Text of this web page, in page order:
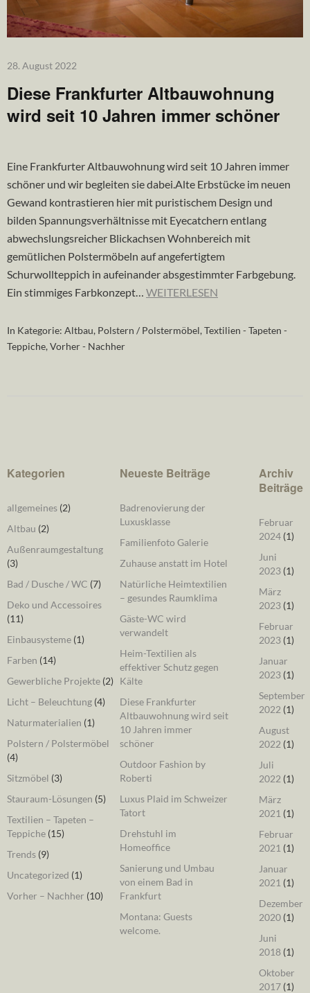
28. August 2022
Diese Frankfurter Altbauwohnung
wird seit 10 Jahren immer schöner
Eine Frankfurter Altbauwohnung wird seit 10 Jahren immer
schöner und wir begleiten sie dabei.Alte Erbstücke im neuen
Gewand kontrastieren hier mit puristischem Design und
bilden Spannungsverhältnisse mit Eyecatchern entlang
abwechslungsreicher Blickachsen Wohnbereich mit
gemütlichen Polstermöbeln auf angefertigtem
Schurwollteppich in aufeinander absgestimmter Farbgebung.
Ein stimmiges Farbkonzept… WEITERLESEN
In Kategorie: Altbau, Polstern / Polstermöbel,Textilien - Tapeten -
Teppiche,Vorher - Nachher
Kategorien
allgemeines (2)
Altbau (2)
Außenraumgestaltung
(3)
Bad / Dusche / WC (7)
Deko und Accessoires
(11)
Einbausysteme (1)
Farben (14)
Gewerbliche Projekte (2)
Licht – Beleuchtung (4)
Naturmaterialien (1)
Polstern / Polstermöbel
(4)
Sitzmöbel (3)
Stauraum-Lösungen (5)
Textilien – Tapeten –
Teppiche (15)
Trends (9)
Uncategorized (1)
Vorher – Nachher (10)
Neueste Beiträge
Badrenovierung der
Luxusklasse
Familienfoto Galerie
Zuhause anstatt im Hotel
Natürliche Heimtextilien
– gesundes Raumklima
Gäste-WC wird
verwandelt
Heim-Textilien als
effektiver Schutz gegen
Kälte
Diese Frankfurter
Altbauwohnung wird seit
10 Jahren immer
schöner
Outdoor Fashion by
Roberti
Luxus Plaid im Schweizer
Tatort
Drehstuhl im
Homeoffice
Sanierung und Umbau
von einem Bad in
Frankfurt
Montana: Guests
welcome.
Archiv
Beiträge
Februar
2024(1)
Juni
2023(1)
März
2023(1)
Februar
2023(1)
Januar
2023(1)
September
2022 (1)
August
2022 (1)
Juli
2022 (1)
März
2021 (1)
Februar
2021 (1)
Januar
2021 (1)
Dezember
2020(1)
Juni
2018(1)
Oktober
2017(1)